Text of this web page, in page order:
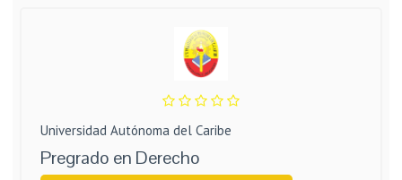
Universidad Autónoma del Caribe
Pregrado en Derecho